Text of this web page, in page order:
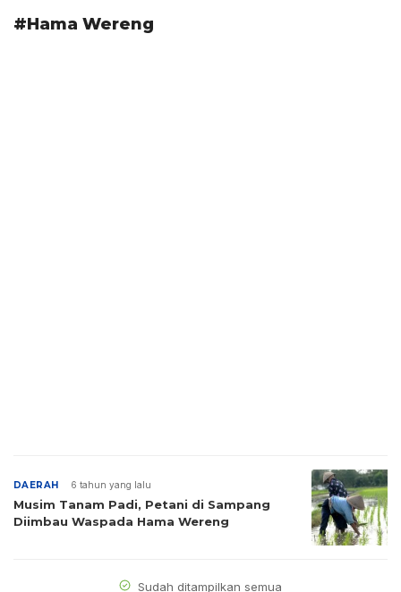
#Hama Wereng
DAERAH 6 tahun yang lalu
Musim Tanam Padi, Petani di Sampang
Diimbau Waspada Hama Wereng
Sudah ditampilkan semua